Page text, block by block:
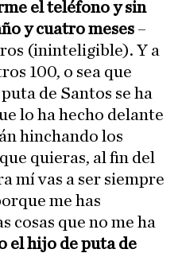
el teléfono y sin
y cuatro meses –
(ininteligible). Y a
100, o sea que
de Santos se ha
lo ha hecho delante
hinchando los
quieras, al fin del
mí vas a ser siempre
me has
cosas que no me ha
el hijo de puta de